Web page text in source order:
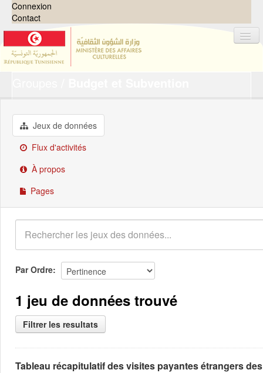
Connexion
Contact
Groupes
Demandes
À propos
Jeux de données
Flux d'activités
À propos
Pages
Par Ordre
1 jeu de données trouvé
Filtrer les resultats
Tableau récapitulatif des visites payantes étrangers